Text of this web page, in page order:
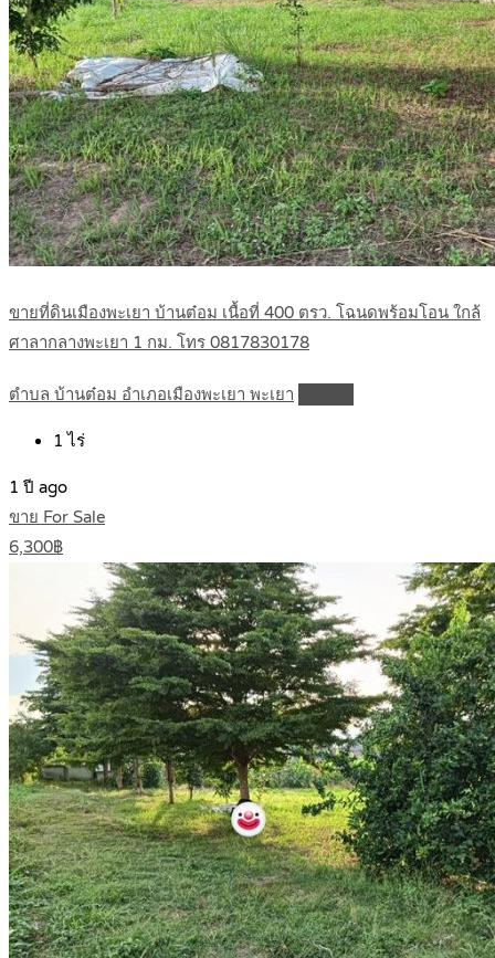
ขายที่ดินเมืองพะเยา บ้านต๋อม เนื้อที่ 400 ตรว. โฉนดพร้อมโอน ใกล้
ศาลากลางพะเยา 1 กม. โทร 0817830178
ตำบล บ้านต๋อม อำเภอเมืองพะเยา พะเยา
1 ไร่
1 ปี ago
ขาย For Sale
6,300฿